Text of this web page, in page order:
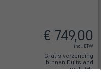
€ 749,00
incl. BTW
Gratis verzending
binnen Duitsland
met DHL